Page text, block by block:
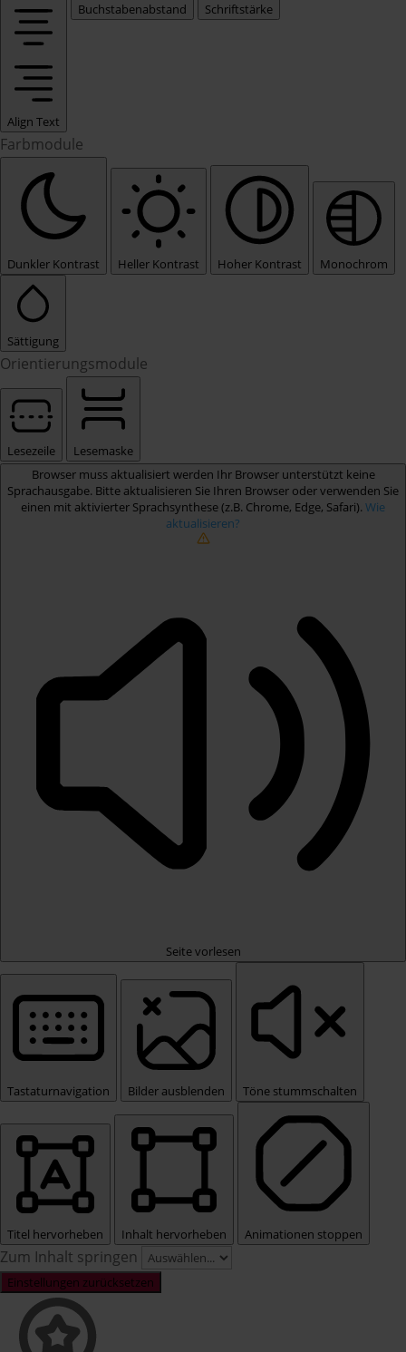
Align Text
Buchstabenabstand Schriftstärke
Farbmodule
Dunkler Kontrast Heller Kontrast Hoher Kontrast Monochrom
Sättigung
Orientierungsmodule
Lesezeile
Lesemaske
Browser muss aktualisiert werden Ihr Browser unterstützt keine
Sprachausgabe. Bitte aktualisieren Sie Ihren Browser oder verwenden Sie
einen mit aktivierter Sprachsynthese (z.B. Chrome, Edge, Safari). Wie
aktualisieren?
Seite vorlesen
Tastaturnavigation Bilder ausblenden Töne stummschalten
Titel hervorheben Inhalt hervorheben Animationen stoppen
Zum Inhalt springen
Einstellungen zurücksetzen